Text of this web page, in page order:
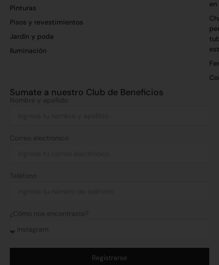
Pinturas
Pisos y revestimientos
Jardín y poda
Iluminación
en
Sumate a nuestro Club de Beneficios
Nombre y apellido
Correo electrónico
Teléfono
¿Cómo nos encontraste?
Registrarse